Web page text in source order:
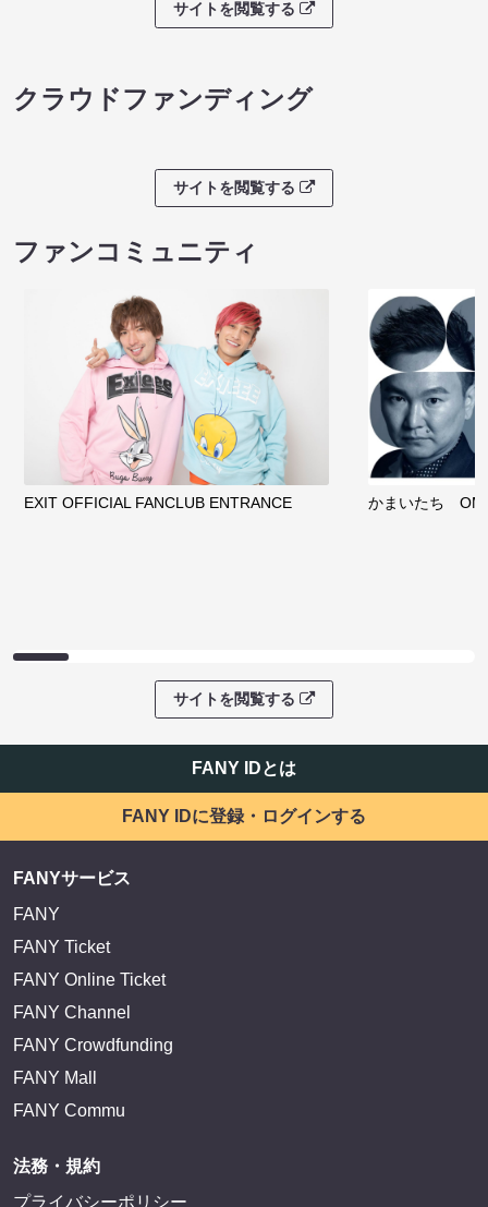
サイトを閲覧する
クラウドファンディング
サイトを閲覧する
ファンコミュニティ
EXIT OFFICIAL FANCLUB ENTRANCE かまいたち
サイトを閲覧する
FANY IDとは
FANY IDに登録・ログインする
FANYサービス
FANY
FANY Ticket
FANY Online Ticket
FANY Channel
FANY Crowdfunding
FANY Mall
FANY Commu
法務・規約
プライバシーポリシー